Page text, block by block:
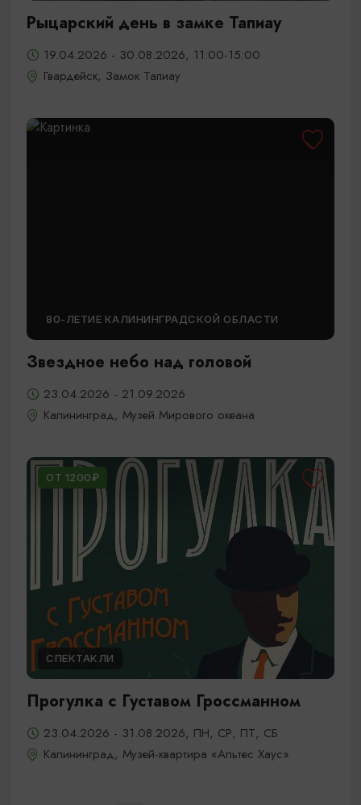
Рыцарский день в замке Тапиау
19.04.2026 - 30.08.2026, 11:00-15:00
Гвардейск, Замок Тапиау
80-ЛЕТИЕ КАЛИНИНГРАДСКОЙ ОБЛАСТИ
Звездное небо над головой
23.04.2026 - 21.09.2026
Калининград, Музей Мирового океана
ОТ 1200₽
СПЕКТАКЛИ
Прогулка с Густавом Гроссманном
23.04.2026 - 31.08.2026, ПН, СР, ПТ, СБ
Калининград, Музей-квартира «Альтес Хаус»